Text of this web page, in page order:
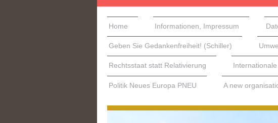
Home Informationen, Impressum
Geben Sie Gedankenfreiheit! (Schiller)
Rechtsstaat statt Relativierung
Politik Neues Europa PNEU A new